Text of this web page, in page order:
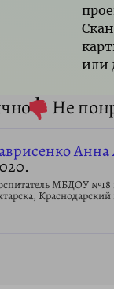
или
1 Не
Анна
МБДОУ №18
Краснодарский